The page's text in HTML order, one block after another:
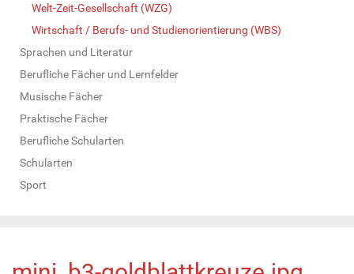
Welt-Zeit-Gesellschaft (WZG)
Wirtschaft / Berufs- und Studienorientierung (WBS)
Sprachen und Literatur
Berufliche Fächer und Lernfelder
Musische Fächer
Praktische Fächer
Berufliche Schularten
Schularten
Sport